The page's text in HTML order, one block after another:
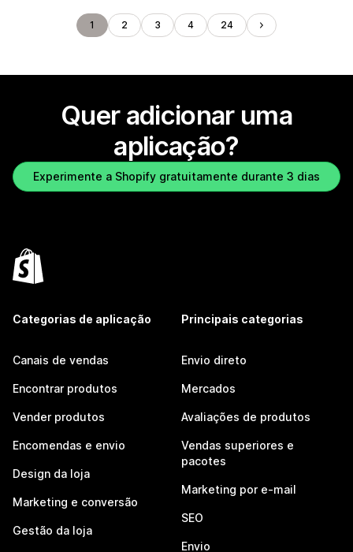
1 2 3 4 24
Quer adicionar uma
aplicação?
Experimente a Shopify gratuitamente durante 3 dias
Categorias de aplicação
Canais de vendas
Encontrar produtos
Vender produtos
Encomendas e envio
Design da loja
Marketing e conversão
Gestão da loja
Principais categorias
Envio direto
Mercados
Avaliações de produtos
Vendas superiores e
pacotes
Marketing por e-mail
SEO
Envio